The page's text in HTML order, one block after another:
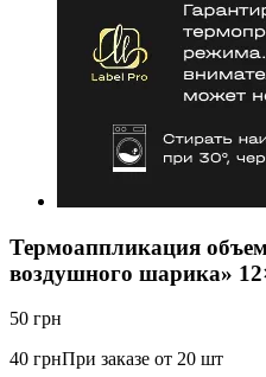
Термоаппликация
воздушного шарика»
50 грн
40 грнПри заказе от 20 шт